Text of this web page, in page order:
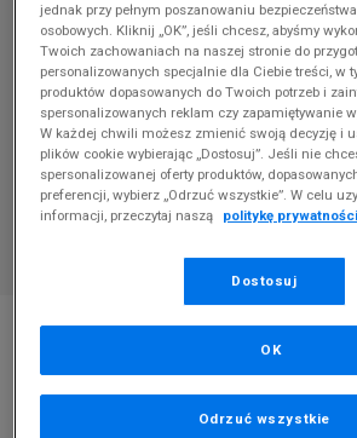
NEW ERA CZAPKA NBA BASIC LOS
LAKERS
jednak przy pełnym poszanowaniu
osobowych. Kliknij „OK”, jeśli chcesz, abyśmy
Twoich zachowaniach na naszej stronie do
personalizowanych specjalnie dla Ciebie treści, w
produktów dopasowanych do Twoich potrzeb i
spersonalizowanych reklam czy zapamiętywanie
W każdej chwili możesz zmienić swoją decyzję i
plików cookie wybierając „Dostosuj”. Jeśli nie
spersonalizowanej oferty produktów,
preferencji, wybierz „Odrzuć wszystkie”. W celu
informacji, przeczytaj naszą
politykę
Dostosuj
Odrzuć wszystkie
OK